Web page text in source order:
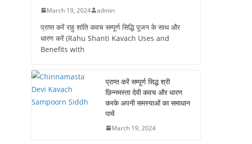
March 19, 2024 admin
प्राप्त करें राहु शांति कवच सम्पूर्ण सिद्धि पूजन के साथ और
धारण करें (Rahu Shanti Kavach Uses and
Benefits with
प्राप्त करें सम्पूर्ण सिद्ध श्री
छिन्नमस्ता देवी कवच और धारण
करके अपनी समस्याओं का समाधान
पायें
March 19, 2024